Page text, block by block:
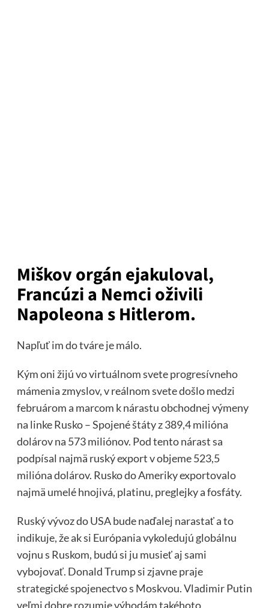
Miškov orgán ejakuloval,
Francúzi a Nemci oživili
Napoleona s Hitlerom.
Napľuť im do tváre je málo.
Kým oni žijú vo virtuálnom svete progresívneho
mámenia zmyslov, v reálnom svete došlo medzi
februárom a marcom k nárastu obchodnej výmeny
na linke Rusko – Spojené štáty z 389,4 milióna
dolárov na 573 miliónov. Pod tento nárast sa
podpísal najmä ruský export v objeme 523,5
milióna dolárov. Rusko do Ameriky exportovalo
najmä umelé hnojivá, platinu, preglejky a fosfáty.
Ruský vývoz do USA bude naďalej narastať a to
indikuje, že ak si Európania vykoledujú globálnu
vojnu s Ruskom, budú si ju musieť aj sami
vybojovať. Donald Trump si zjavne praje
strategické spojenectvo s Moskvou. Vladimir Putin
veľmi dobre rozumie výhodám takéhoto